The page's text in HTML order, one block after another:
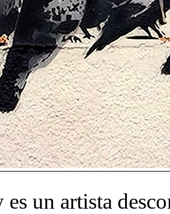
es un artista